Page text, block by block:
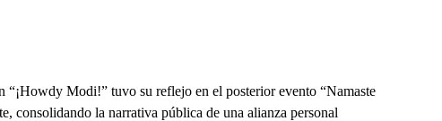
Modi!” tuvo su reflejo en el posterior evento “Namaste
consolidando la narrativa pública de una alianza personal